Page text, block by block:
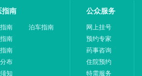
南
南
南
南
布
知
泊车指南
公众服务
网上挂号
预约专家
药事咨询
住院预约
特需服务